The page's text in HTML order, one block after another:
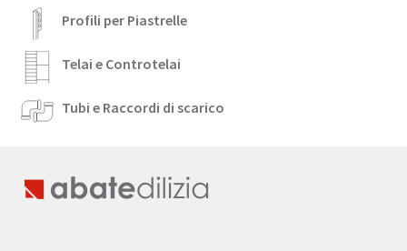
Profili per Piastrelle
Telai e Controtelai
Tubi e Raccordi di scarico